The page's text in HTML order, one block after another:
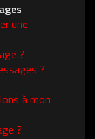
une
?
?
à mon
?